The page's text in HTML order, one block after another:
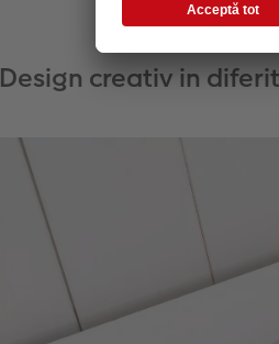
Design creativ in